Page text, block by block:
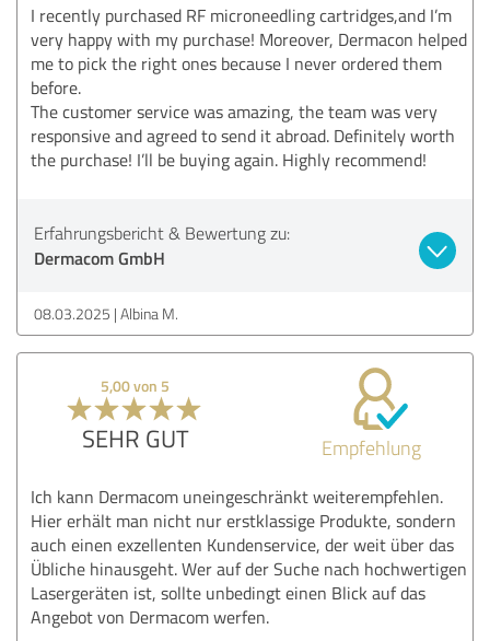
I recently purchased RF microneedling cartridges,and I’m
very happy with my purchase! Moreover, Dermacon helped
me to pick the right ones because I never ordered them
before.
The customer service was amazing, the team was very
responsive and agreed to send it abroad. Definitely worth
the purchase! I’ll be buying again. Highly recommend!
Erfahrungsbericht & Bewertung zu:
Dermacom GmbH
08.03.2025 Albina M.
5,00 von 5
SEHR GUT Empfehlung
Ich kann Dermacom uneingeschränkt weiterempfehlen.
Hier erhält man nicht nur erstklassige Produkte, sondern
auch einen exzellenten Kundenservice, der weit über das
Übliche hinausgeht. Wer auf der Suche nach hochwertigen
Lasergeräten ist, sollte unbedingt einen Blick auf das
Angebot von Dermacom werfen.